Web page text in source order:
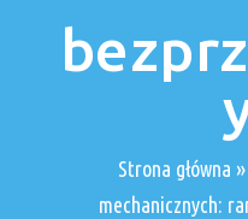
Strona główna »
mechanicznych: